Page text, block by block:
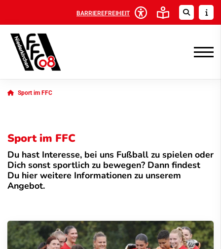
BARRIEREFREIHEIT
Sport im FFC
Sport im FFC
Du hast Interesse, bei uns Fußball zu spielen oder
Dich sonst sportlich zu bewegen? Dann findest
Du hier weitere Informationen zu unserem
Angebot.